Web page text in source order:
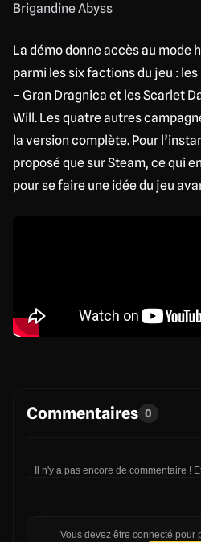
Brigandine Abyss
La démo donne accès au mode
parmi les six factions du jeu :
– Gran Dragnica et les Scarlet
Will. Les quatre autres
la version complète. Pour
proposé que sur Steam, ce qui
pour se faire une idée du jeu
Commentaires 0
Il n'y a pas encore de commentaire !
Vous devez être connecté pour